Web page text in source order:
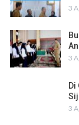
3
3
Di
3